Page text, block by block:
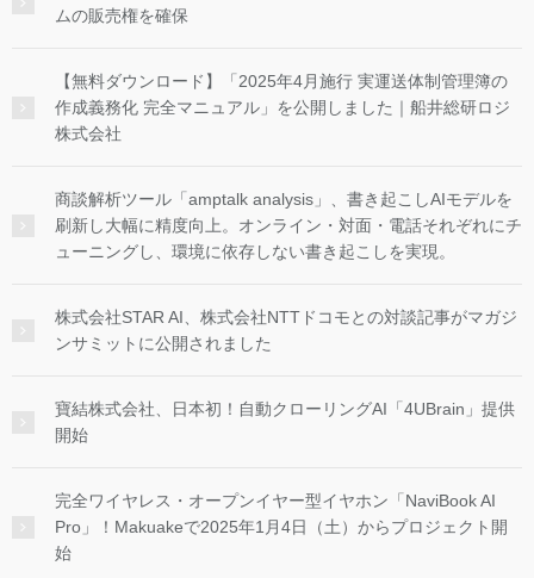
ムの販売権を確保
【無料ダウンロード】「2025年4月施行 実運送体制管理簿の
作成義務化 完全マニュアル」を公開しました｜船井総研ロジ
株式会社
商談解析ツール「amptalk analysis」、書き起こしAIモデルを
刷新し大幅に精度向上。オンライン・対面・電話それぞれにチ
ューニングし、環境に依存しない書き起こしを実現。
株式会社STAR AI、株式会社NTTドコモとの対談記事がマガジ
ンサミットに公開されました
寶結株式会社、日本初！自動クローリングAI「4UBrain」提供
開始
完全ワイヤレス・オープンイヤー型イヤホン「NaviBook AI
Pro」！Makuakeで2025年1月4日（土）からプロジェクト開
始